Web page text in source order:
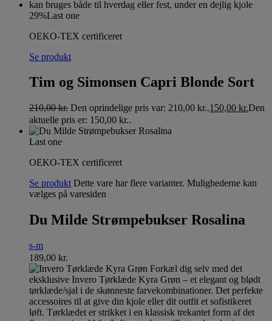
29%Last one
OEKO-TEX certificeret
Se produkt
Tim og Simonsen Capri Blonde Sort
210,00kr. Den oprindelige pris var: 210,00 kr..150,00 kr.Den
aktuelle pris er: 150,00 kr..
Last one
OEKO-TEX certificeret
Se produkt Dette vare har flere varianter. Mulighederne kan
vælges på varesiden
Du Milde Strømpebukser Rosalina
s-m
189,00 kr.